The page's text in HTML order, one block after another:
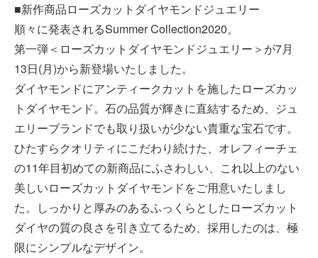
■新作商品ローズカットダイヤモンドジュエリー
順々に発表されるSummer Collection2020。
第一弾＜ローズカットダイヤモンドジュエリー＞が7月
13日(月)から新登場いたしました。
ダイヤモンドにアンティークカットを施したローズカッ
トダイヤモンド。石の品質が輝きに直結するため、ジュ
エリーブランドでも取り扱いが少ない貴重な宝石です。
ひたすらクオリティにこだわり続けた、オレフィーチェ
の11年目初めての新商品にふさわしい、これ以上のない
美しいローズカットダイヤモンドをご用意いたしまし
た。しっかりと厚みのあるふっくらとしたローズカット
ダイヤの質の良さを引き立てるため、採用したのは、極
限にシンプルなデザイン。